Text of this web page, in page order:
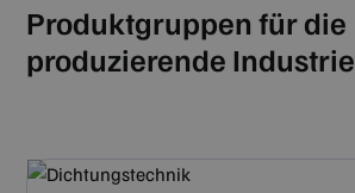
Produktgruppen für die
produzierende Industrie